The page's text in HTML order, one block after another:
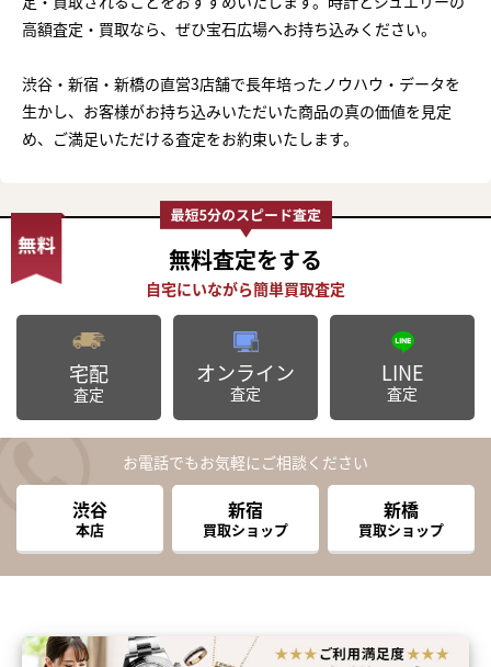
高額査定・買取なら、ぜひ宝石広場へお持ち込みください。
渋谷・新宿・新橋の直営3店舗で長年培ったノウハウ・データを
生かし、お客様がお持ち込みいただいた商品の真の価値を見定
め、ご満足いただける査定をお約束いたします。
無料査定をする
宅配
査定
オンライン
査定
LINE
査定
お電話でもお気軽にご相談ください
渋谷
本店
新宿
買取ショップ
新橋
買取ショップ